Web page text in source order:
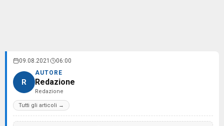
09.08.2021 06:00
R
AUTORE
Redazione
Redazione
Tutti gli articoli →